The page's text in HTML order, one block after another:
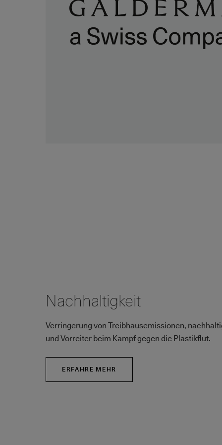
Nachhaltigkeit
Verringerung von Treibhausemissionen,
und Vorreiter beim Kampf gegen die Plastikflut.
ERFAHRE MEHR